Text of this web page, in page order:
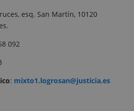
esq. San Martín, 10120
092
: mixto1.logrosan@justicia.es